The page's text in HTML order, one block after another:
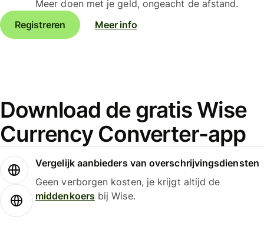
Meer doen met je geld, ongeacht de afstand.
Registreren
Meer info
Download de gratis Wise
Currency Converter-app
Vergelijk aanbieders van overschrijvingsdiensten
Geen verborgen kosten, je krijgt altijd de
middenkoersbij Wise.